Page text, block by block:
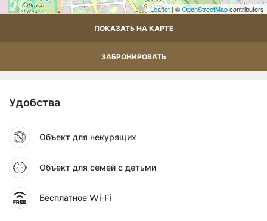
Leaflet| ©OpenStreetMapcontributors
ПОКАЗАТЬ НА КАРТЕ
ЗАБРОНИРОВАТЬ
Удобства
Объект для некурящих
Объект для семей с детьми
Бесплатное Wi-Fi